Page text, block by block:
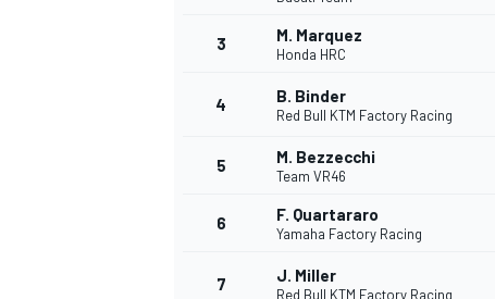
3 M. Marquez
Honda HRC
4 B. Binder
Red Bull KTM Factory Racing
5 M. Bezzecchi
Team VR46
6 F. Quartararo
Yamaha Factory Racing
7 J. Miller
Red Bull KTM Factory Racing